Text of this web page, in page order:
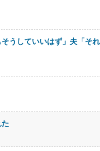
うしていいはず」夫「そ